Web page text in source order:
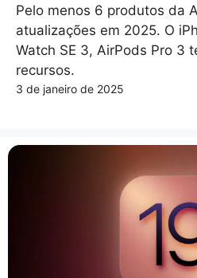
Pelo menos 6 produtos da
atualizações em 2025. O
Watch SE 3, AirPods Pro 3
recursos.
3 de janeiro de 2025